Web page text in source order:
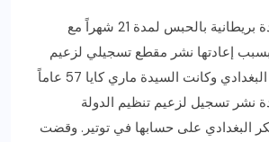
حكم على سيدة بريطانية بالحبس لمدة 21 شهراً مع
بسبب إعادتها نشر مقطع تسجيلي لزعيم
داعش أبو بكر البغدادي وكانت السيدة ماري كايا 57 عاماً
نشر تسجيل لزعيم تنظيم الدولة
بكر البغدادي على حسابها في توتير. وقضت